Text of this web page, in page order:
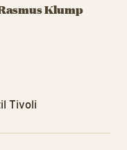
Klump
Tivoli